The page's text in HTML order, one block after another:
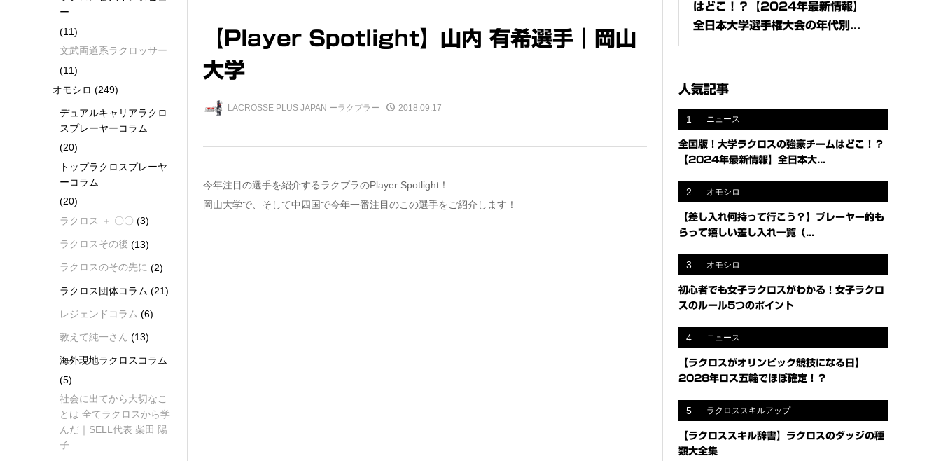
【Player Spotlight】山内 有希選手｜岡山
大学
LACROSSE PLUS JAPAN ーラクプラー 2018.09.17
今年注目の選手を紹介するラクプラのPlayer Spotlight！
岡山大学で、そして中四国で今年一番注目のこの選手をご紹介します！
はどこ！？【2024年最新情報】
全日本大学選手権大会の年代別...
人気記事
1 ニュース
全国版！大学ラクロスの強豪チームはどこ！？
【2024年最新情報】全日本大...
2 オモシロ
【差し入れ何持って行こう？】プレーヤー的も
らって嬉しい差し入れ一覧（...
3 オモシロ
初心者でも女子ラクロスがわかる！女子ラクロ
スのルール5つのポイント
4 ニュース
【ラクロスがオリンピック競技になる日】
2028年ロス五輪でほぼ確定！？
5 ラクロススキルアップ
【ラクロススキル辞書】ラクロスのダッジの種
類大全集
ー
(11)
文武両道系ラクロッサー
(11)
オモシロ (249)
デュアルキャリアラクロ
スプレーヤーコラム
(20)
トップラクロスプレーヤ
ーコラム
(20)
ラクロス ＋ 〇〇 (3)
ラクロスその後 (13)
ラクロスのその先に (2)
ラクロス団体コラム (21)
レジェンドコラム (6)
教えて純一さん (13)
海外現地ラクロスコラム
(5)
社会に出てから大切なこ
とは 全てラクロスから学
んだ｜SELL代表 柴田 陽
子